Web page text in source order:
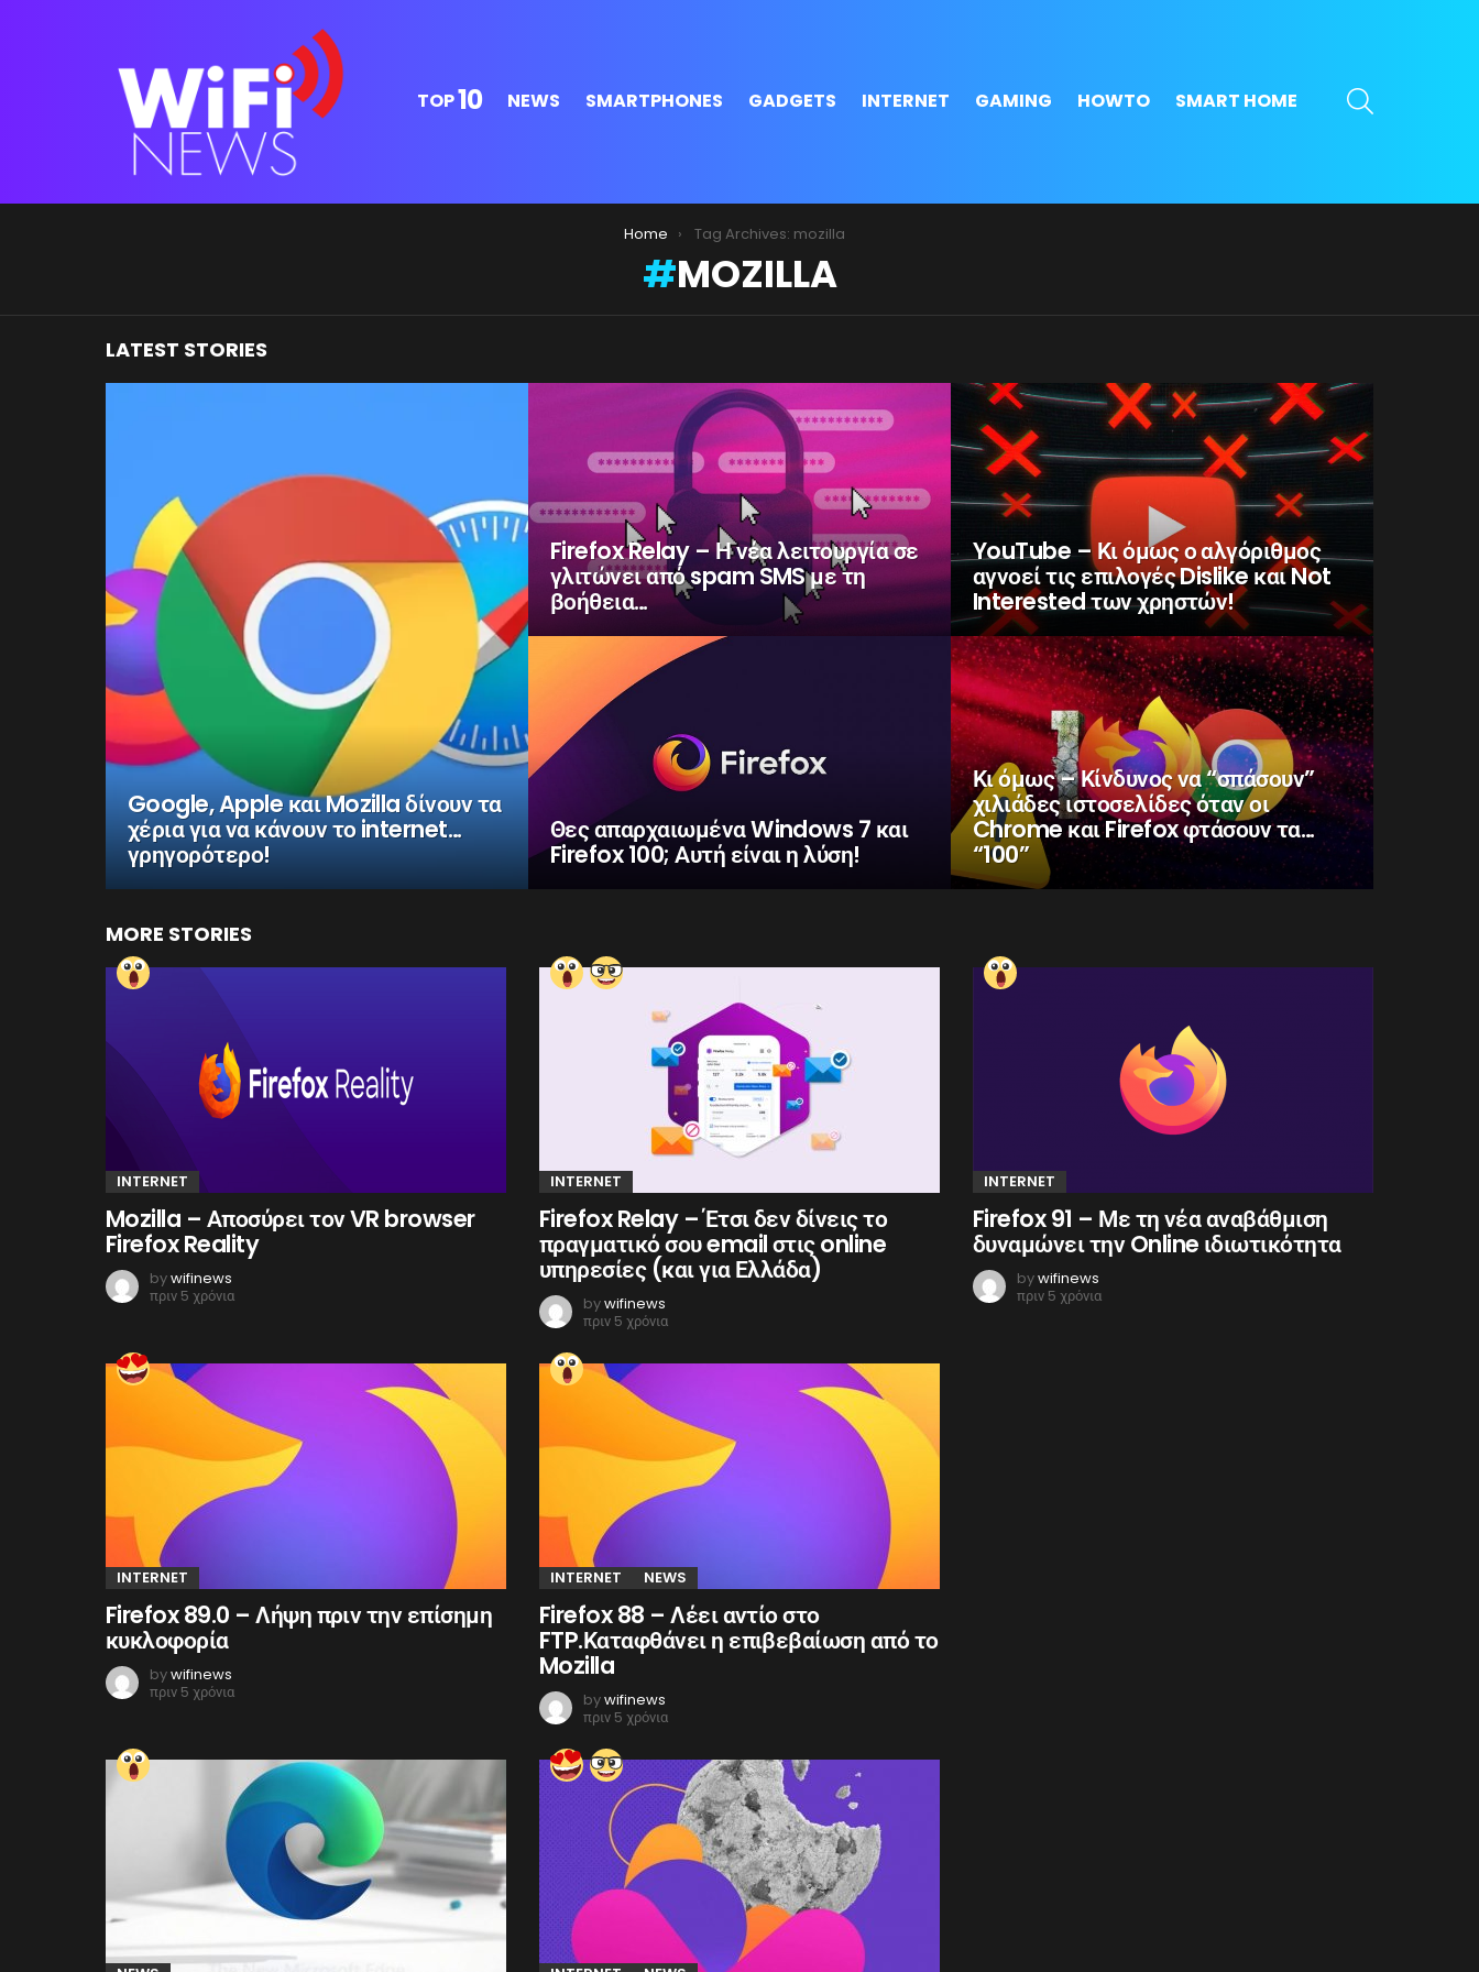
TOP10 NEWS SMARTPHONES GADGETS INTERNET GAMING HOWTO SMART HOME
Home Tag Archives: mozilla
MOZILLA
LATEST STORIES
Google, Apple και Mozilla δίνουν τα
χέρια για να κάνουν το internet…
γρηγορότερο!
Firefox Relay – Η νέα λειτουργία σε
γλιτώνει από spam SMS με τη
βοήθεια…
YouTube – Κι όμως ο αλγόριθμος
αγνοεί τις επιλογές Dislike και Not
Interested των χρηστών!
Θες απαρχαιωμένα Windows 7 και
Firefox 100; Αυτή είναι η λύση!
Κι όμως – Κίνδυνος να “σπάσουν”
χιλιάδες ιστοσελίδες όταν οι
Chrome και Firefox φτάσουν τα…
“100”
MORE STORIES
INTERNET
Mozilla – Αποσύρει τον VR browser
Firefox Reality
bywifinews
πριν 5 χρόνια
INTERNET
Firefox Relay – Έτσι δεν δίνεις το
πραγματικό σου email στις online
υπηρεσίες (και για Ελλάδα)
bywifinews
πριν 5 χρόνια
INTERNET
Firefox 91 – Με τη νέα αναβάθμιση
δυναμώνει την Online ιδιωτικότητα
bywifinews
πριν 5 χρόνια
INTERNET
Firefox 89.0 – Λήψη πριν την επίσημη
κυκλοφορία
bywifinews
πριν 5 χρόνια
INTERNET NEWS
Firefox 88 – Λέει αντίο στο
FTP.Καταφθάνει η επιβεβαίωση από το
Mozilla
bywifinews
πριν 5 χρόνια